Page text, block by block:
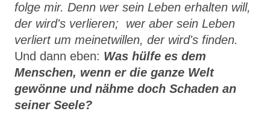
folge mir. Denn wer sein Leben erhalten will,
der wird's verlieren; wer aber sein Leben
verliert um meinetwillen, der wird's finden.
Und dann eben: Was hülfe es dem
Menschen, wenn er die ganze Welt
gewönne und nähme doch Schaden an
seiner Seele?